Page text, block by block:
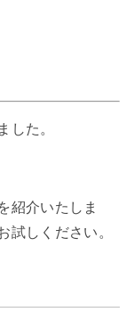
した。
紹介いたしま
試しください。